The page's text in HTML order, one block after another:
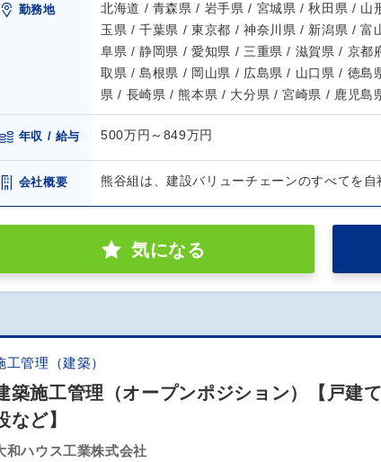
勤務地
北海道 / 青森県 / 岩手県 / 宮城県 / 秋田県 /
玉県 / 千葉県 / 東京都 / 神奈川県 / 新潟県 /
阜県 / 静岡県 / 愛知県 / 三重県 / 滋賀県 / 京
取県 / 島根県 / 岡山県 / 広島県 / 山口県 / 徳
県 / 長崎県 / 熊本県 / 大分県 / 宮崎県 / 鹿児島
年収 / 給与 500万円～849万円
会社概要 熊谷組は、建設バリューチェーンのすべてを
気になる
工管理（建築）
築施工管理（オープンポジション）【戸建
など】
和ハウス工業株式会社